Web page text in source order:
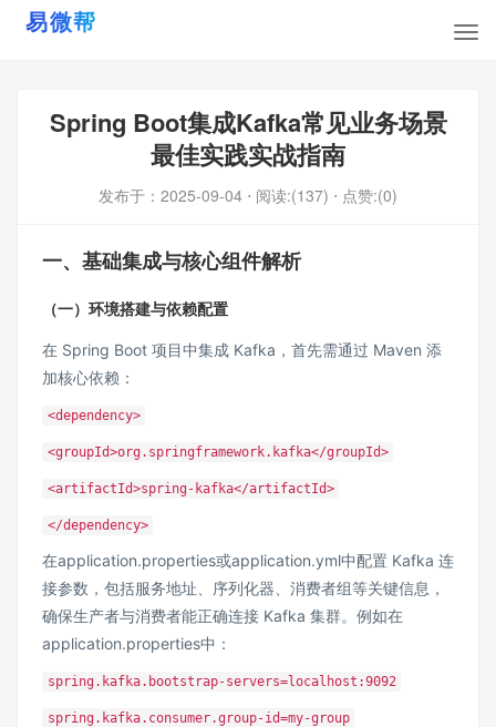
Spring Boot集成Kafka常见业务场景
最佳实践实战指南
发布于： 2025-09-04 ⋅ 阅读:(137) ⋅ 点赞:(0)
一、基础集成与核心组件解析
（一）环境搭建与依赖配置
在 Spring Boot 项目中集成 Kafka，首先需通过 Maven 添
加核心依赖：
<dependency>
<groupId>org.springframework.kafka</groupId>
<artifactId>spring-kafka</artifactId>
</dependency>
在application.properties或application.yml中配置 Kafka 连
接参数，包括服务地址、序列化器、消费者组等关键信息，
确保生产者与消费者能正确连接 Kafka 集群。例如在
application.properties中：
spring.kafka.bootstrap-servers=localhost:9092
spring.kafka.consumer.group-id=my-group